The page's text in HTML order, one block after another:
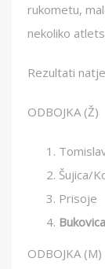
rukometu,
nekoliko
Rezultati
ODBOJKA (Ž)
Šujica/
Prisoje
Bukovica
ODBOJKA (M)